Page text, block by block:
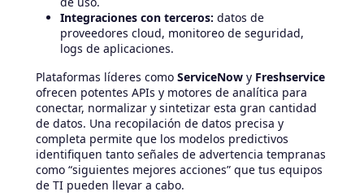
Integraciones con terceros: datos de
proveedores cloud, monitoreo de seguridad,
logs de aplicaciones.
Plataformas líderes como ServiceNow y Freshservice
ofrecen potentes APIs y motores de analítica para
conectar, normalizar y sintetizar esta gran cantidad
de datos. Una recopilación de datos precisa y
completa permite que los modelos predictivos
identifiquen tanto señales de advertencia tempranas
como “siguientes mejores acciones” que tus equipos
de TI pueden llevar a cabo.